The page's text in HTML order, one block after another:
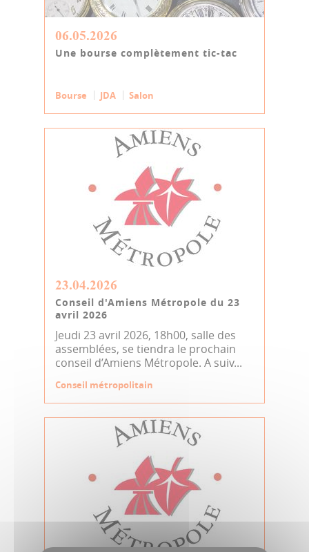
06.05.2026
Une bourse complètement tic-tac
Bourse JDA Salon
23.04.2026
Conseil d'Amiens Métropole du 23
avril 2026
Jeudi 23 avril 2026, 18h00, salle des
assemblées, se tiendra le prochain
conseil d’Amiens Métropole. A suiv...
Conseil métropolitain